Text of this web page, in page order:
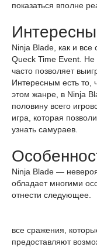
показаться вполне
Ninja Blade, как и
Queck Time Event. Не
часто позволяет
Интересным есть то,
этом жанре, в Ninja
половину всего
игра, которая
узнать самураев.
Ninja Blade —
обладает многими
отнести следующее.
все сражения,
предоставляют